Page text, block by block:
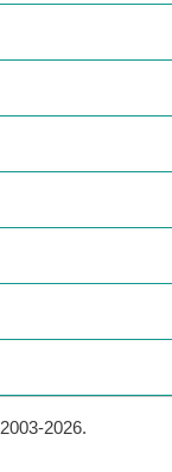
2026.